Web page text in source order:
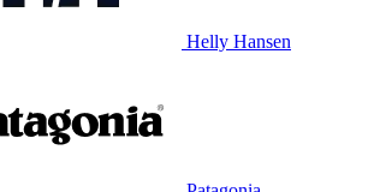
Helly Hansen